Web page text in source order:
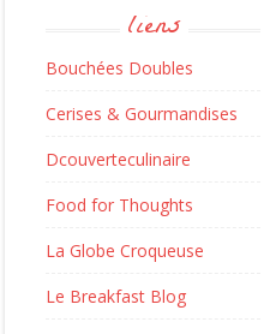
liens
Bouchées Doubles
Cerises & Gourmandises
Dcouverteculinaire
Food for Thoughts
La Globe Croqueuse
Le Breakfast Blog